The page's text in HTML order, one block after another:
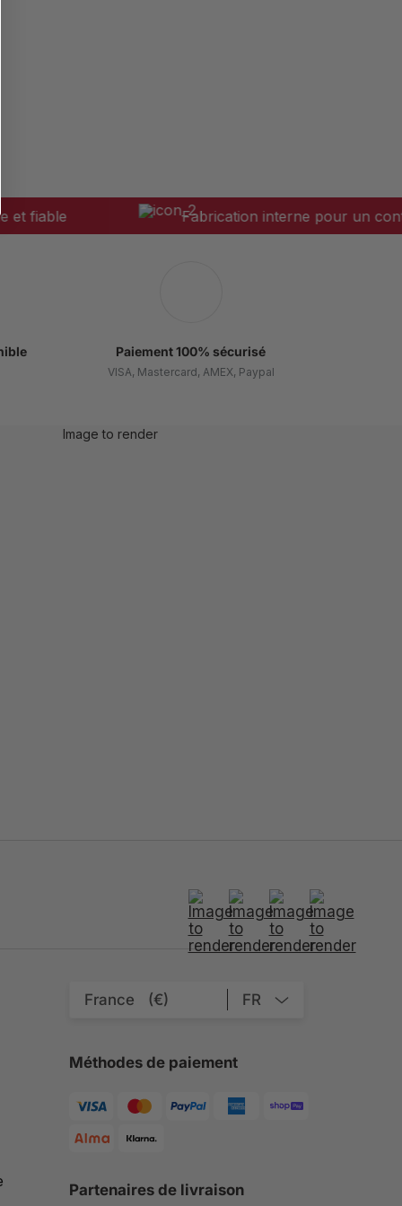
Fabrication interne pour un contrôle
Paiement 100% sécurisé
VISA, Mastercard, AMEX, Paypal
France (€) FR
Méthodes de paiement
Partenaires de livraison